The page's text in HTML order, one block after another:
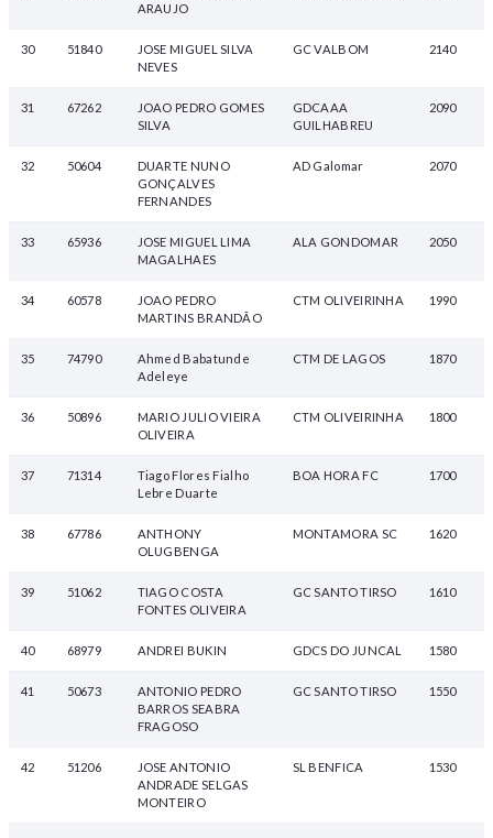
ARAUJO
30 51840
JOSE MIGUEL SILVA
NEVES
GC VALBOM 2140
31 67262
JOAO PEDRO GOMES
SILVA
GDCAAA
GUILHABREU
2090
32 50604
DUARTE NUNO
GONÇALVES
FERNANDES
AD Galomar 2070
33 65936
JOSE MIGUEL LIMA
MAGALHAES
ALA GONDOMAR 2050
34 60578
JOAO PEDRO
MARTINS BRANDÃO
CTM OLIVEIRINHA 1990
35 74790
Ahmed Babatunde
Adeleye
CTM DE LAGOS 1870
36 50896
MARIO JULIO VIEIRA
OLIVEIRA
CTM OLIVEIRINHA 1800
37 71314
Tiago Flores Fialho
Lebre Duarte
BOA HORA FC 1700
38 67786
ANTHONY
OLUGBENGA
MONTAMORA SC 1620
39 51062
TIAGO COSTA
FONTES OLIVEIRA
GC SANTO TIRSO 1610
40 68979 ANDREI BUKIN GDCS DO JUNCAL 1580
41 50673
ANTONIO PEDRO
BARROS SEABRA
FRAGOSO
GC SANTO TIRSO 1550
42 51206
JOSE ANTONIO
ANDRADE SELGAS
MONTEIRO
SL BENFICA 1530